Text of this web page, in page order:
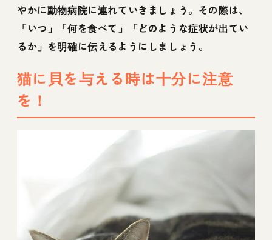
やかに動物病院に連れていきましょう。その際は、
「いつ」「何を食べて」「どのような症状が出てい
るか」を明確に伝えるようにしましょう。
猫に貝を与える時は十分に注意
を！